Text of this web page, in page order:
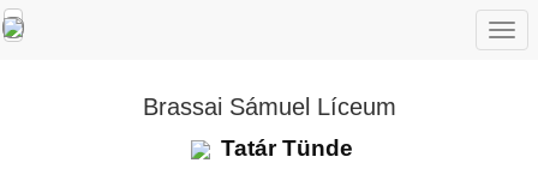
Brassai Sámuel Líceum
Tatár Tünde